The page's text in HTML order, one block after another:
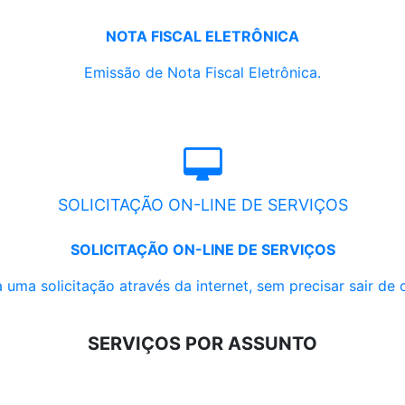
NOTA FISCAL ELETRÔNICA
Emissão de Nota Fiscal Eletrônica.
SOLICITAÇÃO ON-LINE DE SERVIÇOS
SOLICITAÇÃO ON-LINE DE SERVIÇOS
uma solicitação através da internet, sem precisar sair de
SERVIÇOS POR ASSUNTO